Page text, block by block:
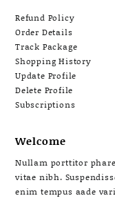
Refund Policy
Order Details
Track Package
Shopping History
Update Profile
Delete Profile
Subscriptions
Welcome
Nullam porttitor
vitae nibh.
enim tempus aade